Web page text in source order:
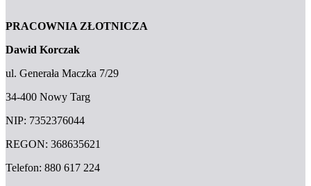
PRACOWNIA ZŁOTNICZA
Dawid Korczak
ul. Generała Maczka 7/29
34-400 Nowy Targ
NIP: 7352376044
REGON: 368635621
Telefon: 880 617 224